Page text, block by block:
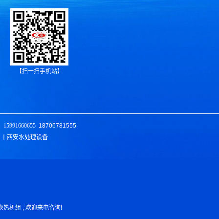
【扫一扫手机站】
15991660655 18706781555
西安水处理设备
热机组 , 欢迎来电咨询!